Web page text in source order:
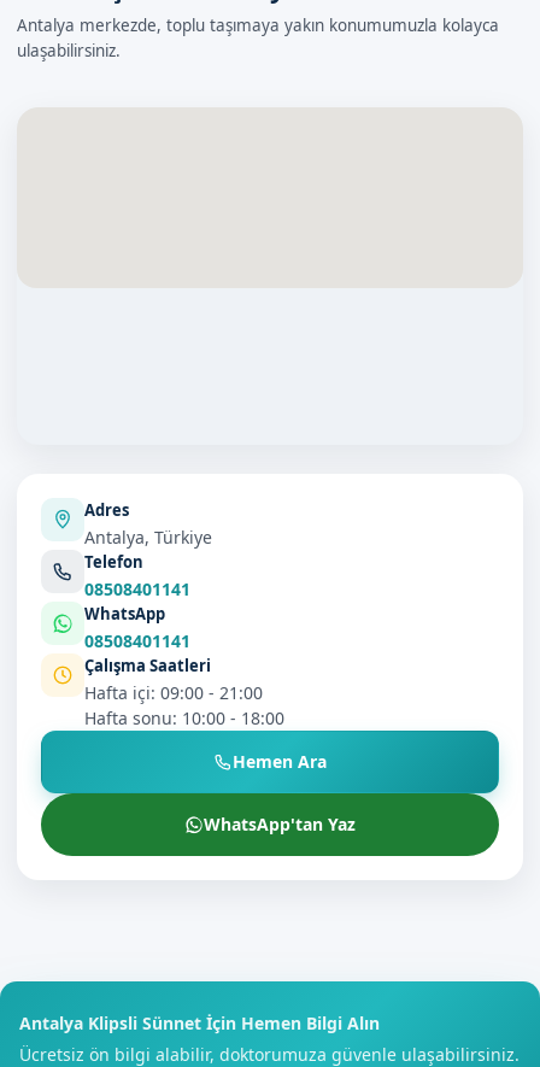
Antalya merkezde, toplu taşımaya yakın konumumuzla kolayca
ulaşabilirsiniz.
Adres
Antalya, Türkiye
Telefon
08508401141
WhatsApp
08508401141
Çalışma Saatleri
Hafta içi: 09:00 - 21:00
Hafta sonu: 10:00 - 18:00
Hemen Ara
WhatsApp'tan Yaz
Antalya Klipsli Sünnet İçin Hemen Bilgi Alın
Ücretsiz ön bilgi alabilir, doktorumuza güvenle ulaşabilirsiniz.